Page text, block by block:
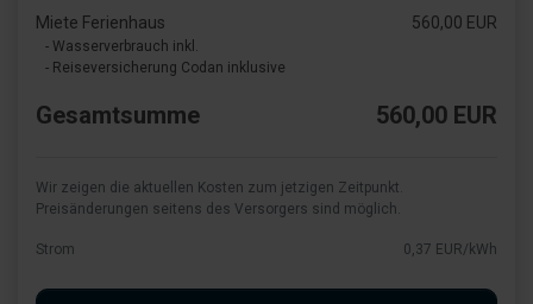
Miete Ferienhaus
- Wasserverbrauch inkl.
- Reiseversicherung Codan inklusive
560,00 EUR
Gesamtsumme 560,00 EUR
Wir zeigen die aktuellen Kosten zum jetzigen Zeitpunkt.
Preisänderungen seitens des Versorgers sind möglich.
Strom 0,37 EUR/kWh